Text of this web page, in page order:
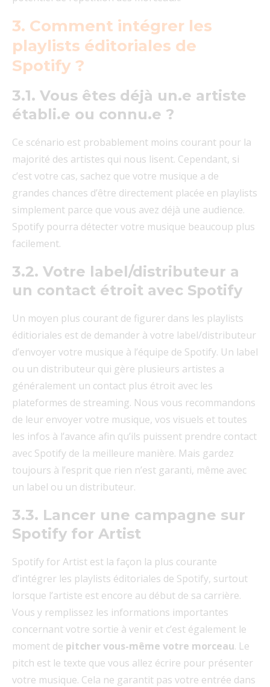
3. Comment intégrer les
playlists éditoriales de
Spotify ?
3.1. Vous êtes déjà un.e artiste
établi.e ou connu.e ?
Ce scénario est probablement moins courant pour la
majorité des artistes qui nous lisent. Cependant, si
c’est votre cas, sachez que votre musique a de
grandes chances d’être directement placée en playlists
simplement parce que vous avez déjà une audience.
Spotify pourra détecter votre musique beaucoup plus
facilement.
3.2. Votre label/distributeur a
un contact étroit avec Spotify
Un moyen plus courant de figurer dans les playlists
éditioriales est de demander à votre label/distributeur
d’envoyer votre musique à l’équipe de Spotify. Un label
ou un distributeur qui gère plusieurs artistes a
généralement un contact plus étroit avec les
plateformes de streaming. Nous vous recommandons
de leur envoyer votre musique, vos visuels et toutes
les infos à l’avance afin qu’ils puissent prendre contact
avec Spotify de la meilleure manière. Mais gardez
toujours à l’esprit que rien n’est garanti, même avec
un label ou un distributeur.
3.3. Lancer une campagne sur
Spotify for Artist
Spotify for Artist est la façon la plus courante
d’intégrer les playlists éditoriales de Spotify, surtout
lorsque l’artiste est encore au début de sa carrière.
Vous y remplissez les informations importantes
concernant votre sortie à venir et c’est également le
moment de pitcher vous-même votre morceau. Le
pitch est le texte que vous allez écrire pour présenter
votre musique. Cela ne garantit pas votre entrée dans